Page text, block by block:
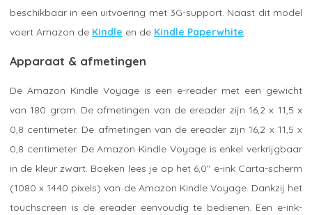
beschikbaar in een uitvoering met 3G-support. Naast dit model
voert Amazon de Kindle en de Kindle Paperwhite
Apparaat & afmetingen
De Amazon Kindle Voyage is een e-reader met een gewicht
van 180 gram. De afmetingen van de ereader zijn 16,2 x 11,5 x
0,8 centimeter. De afmetingen van de ereader zijn 16,2 x 11,5 x
0,8 centimeter. De Amazon Kindle Voyage is enkel verkrijgbaar
in de kleur zwart. Boeken lees je op het 6,0" e-ink Carta-scherm
(1080 x 1440 pixels) van de Amazon Kindle Voyage. Dankzij het
touchscreen is de ereader eenvoudig te bedienen. Een e-ink-